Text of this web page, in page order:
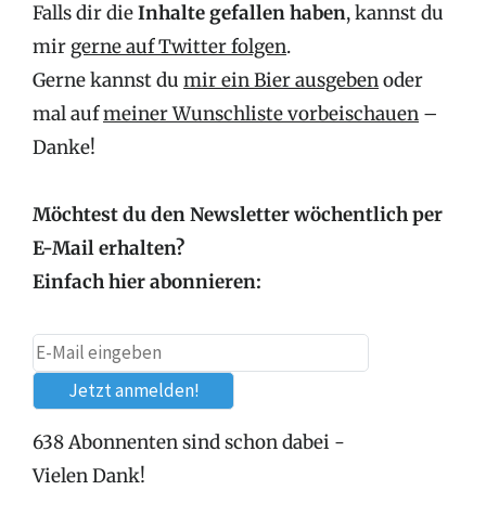
Falls dir dieInhalte gefallen haben, kannst du
mir gerne auf Twitter folgen.
Gerne kannst du mir ein Bier ausgebenoder
mal aufmeiner Wunschliste vorbeischauen –
Danke!
Möchtest du den Newsletter wöchentlich per
E-Mail erhalten?
Einfach hier abonnieren:
638 Abonnenten sind schon dabei -
Vielen Dank!